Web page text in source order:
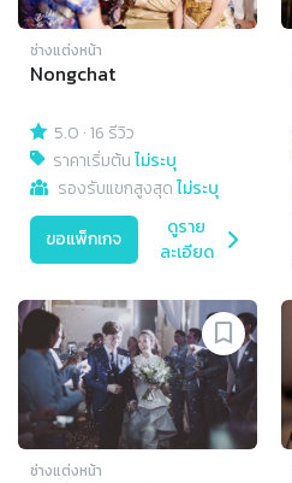
ช่างแต่งหน้า
Nongchat
5.0 ·16 รีวิว
ราคาเริ่มต้นไม่ระบุ
รองรับแขกสูงสุดไม่ระบุ
ขอแพ็กเกจ
ดูราย
ละเอียด
ช่างแต่งหน้า